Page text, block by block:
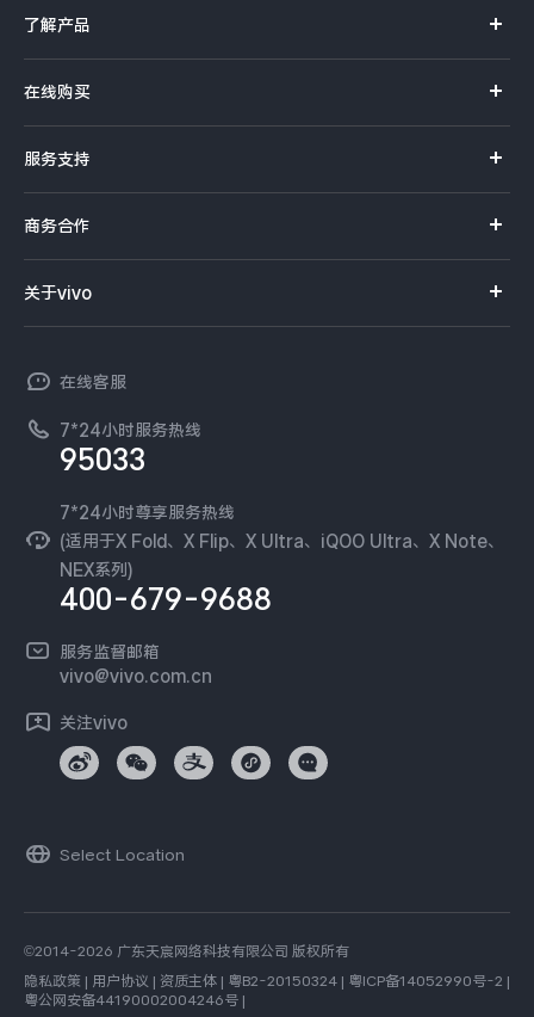
了解产品
Y系列
iQOO手机
NEX系列
在线购买
选购配件
订单查询
服务支持
查找手机
环保回收
安全公告
服务隐私政策
Log还原LUTs下载
vivo 办公套件
商务合作
vivo 企业业务
廉正合规
国补营业执照
无线电发射设备销售备案
关于vivo
工作机会
新闻资讯
可持续发展
vivo 蔡司影像
开发者社区
在线客服
7*24小时服务热线
95033
7*24小时尊享服务热线
(适用于X Fold、X Flip、X Ultra、iQOO Ultra、X Note、
NEX系列)
400-679-9688
服务监督邮箱
vivo@vivo.com.cn
关注vivo
Select Location
©2014-2026 广东天宸网络科技有限公司 版权所有
隐私政策 | 用户协议 | 资质主体 | 粤B2-20150324 | 粤ICP备14052990号-2 |
粤公网安备44190002004246号 |